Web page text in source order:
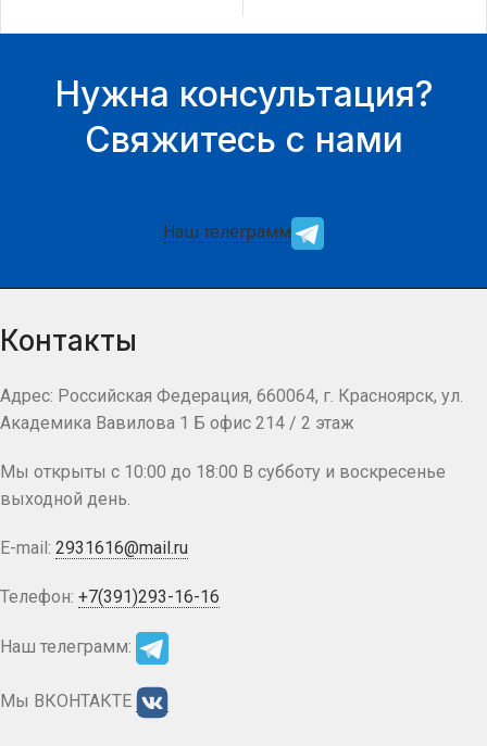
Нужна консультация?
Свяжитесь с нами
Наш телеграмм
Контакты
Адрес: Российская Федерация, 660064, г. Красноярск, ул.
Академика Вавилова 1 Б офис 214 / 2 этаж
Мы открыты с 10:00 до 18:00 В субботу и воскресенье
выходной день.
E-mail: 2931616@mail.ru
Телефон: +7(391)293-16-16
Наш телеграмм:
Мы ВКОНТАКТЕ